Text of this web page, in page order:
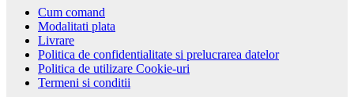
Cum comand
Modalitati plata
Livrare
Politica de confidentialitate si prelucrarea datelor
Politica de utilizare Cookie-uri
Termeni si conditii